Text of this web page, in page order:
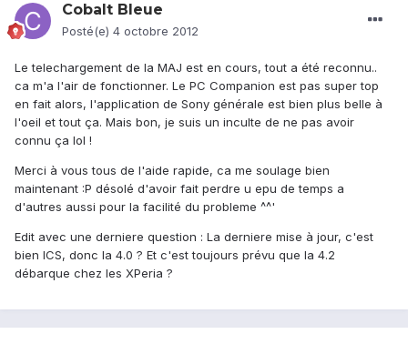
Cobalt Bleue
Posté(e) 4 octobre 2012
Le telechargement de la MAJ est en cours, tout a été reconnu..
ca m'a l'air de fonctionner. Le PC Companion est pas super top
en fait alors, l'application de Sony générale est bien plus belle à
l'oeil et tout ça. Mais bon, je suis un inculte de ne pas avoir
connu ça lol !
Merci à vous tous de l'aide rapide, ca me soulage bien
maintenant :P désolé d'avoir fait perdre u epu de temps a
d'autres aussi pour la facilité du probleme ^^'
Edit avec une derniere question : La derniere mise à jour, c'est
bien ICS, donc la 4.0 ? Et c'est toujours prévu que la 4.2
débarque chez les XPeria ?